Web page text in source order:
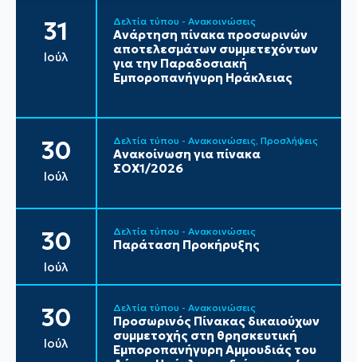
31
Ιούλ
Δελτία τύπου - Ανακοινώσεις
Ανάρτηση πίνακα προσωρινών
αποτελεσμάτων συμμετεχόντων
για την Παραδοσιακή
Εμποροπανήγυρη Ηράκλειας
30
Ιούλ
Δελτία τύπου - Ανακοινώσεις Προσλήψεις
Ανακοίνωση για πίνακα
ΣΟΧ1/2026
30
Ιούλ
Δελτία τύπου - Ανακοινώσεις
Παράταση Προκήρυξης
30
Ιούλ
Δελτία τύπου - Ανακοινώσεις
Προσωρινός Πίνακας δικαιούχων
συμμετοχής στη θρησκευτική
Εμποροπανήγυρη Αμμουδιάς του